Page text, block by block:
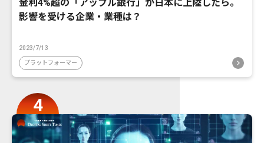
金利4%超の「アップル銀行」が日本に上陸したら。
影響を受ける企業・業種は？
2023/7/13
プラットフォーマー